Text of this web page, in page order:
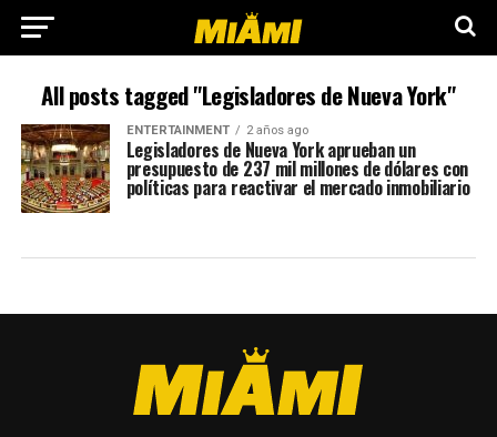
All posts tagged "Legisladores de Nueva York"
ENTERTAINMENT 2 años ago
Legisladores de Nueva York aprueban un
presupuesto de 237 mil millones de dólares con
políticas para reactivar el mercado inmobiliario